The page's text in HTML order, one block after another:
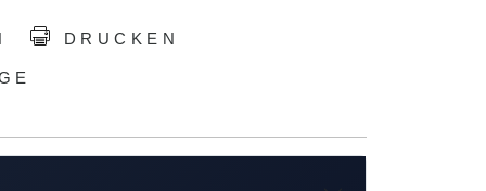
DRUCKEN